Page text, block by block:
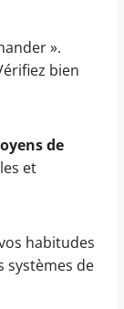
».
bien
de
et
habitudes
systèmes de